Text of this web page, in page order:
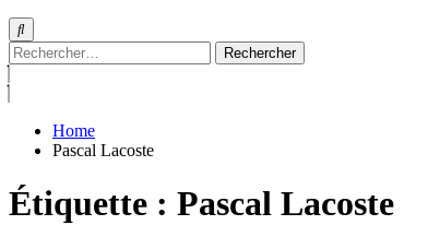
Rechercher :
Home
Pascal Lacoste
Étiquette : Pascal Lacoste